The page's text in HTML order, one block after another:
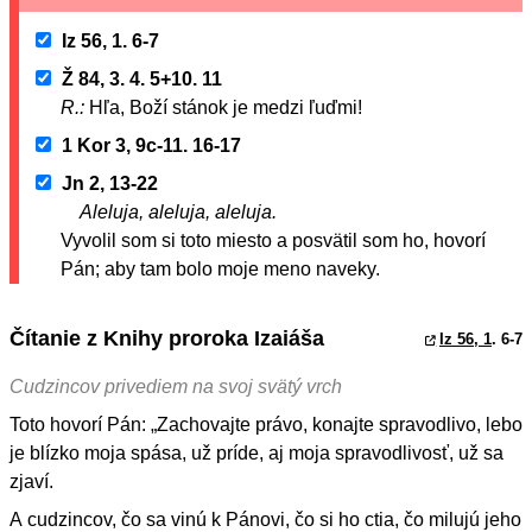
Iz 56, 1. 6-7
Ž 84, 3. 4. 5+10. 11
R.: Hľa, Boží stánok je medzi ľuďmi!
1 Kor 3, 9c-11. 16-17
Jn 2, 13-22
Aleluja, aleluja, aleluja.
Vyvolil som si toto miesto a posvätil som ho, hovorí
Pán; aby tam bolo moje meno naveky.
Čítanie z Knihy proroka Izaiáša Iz 56, 1. 6-7
Cudzincov privediem na svoj svätý vrch
Toto hovorí Pán: „Zachovajte právo, konajte spravodlivo, lebo
je blízko moja spása, už príde, aj moja spravodlivosť, už sa
zjaví.
A cudzincov, čo sa vinú k Pánovi, čo si ho ctia, čo milujú jeho